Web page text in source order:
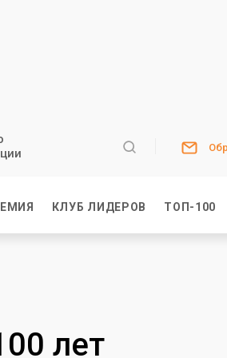
КЛУБ ЛИДЕРОВ ТОП-100
лет